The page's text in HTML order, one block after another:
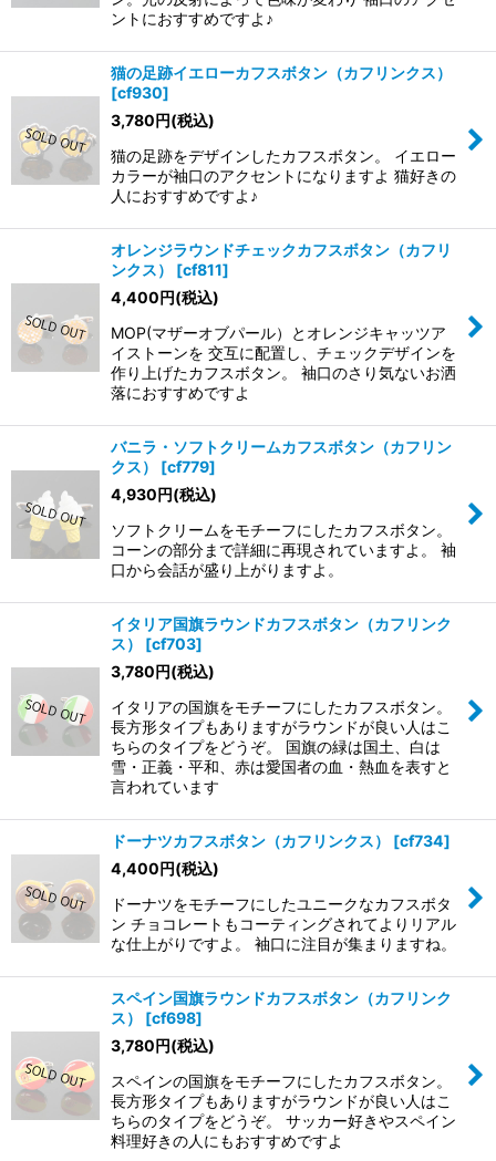
ントにおすすめですよ♪
猫の足跡イエローカフスボタン（カフリンクス）
[cf930]
3,780円(税込)
猫の足跡をデザインしたカフスボタン。 イエロー
カラーが袖口のアクセントになりますよ 猫好きの
人におすすめですよ♪
オレンジラウンドチェックカフスボタン（カフリ
ンクス）
[cf811]
4,400円(税込)
MOP(マザーオブパール）とオレンジキャッツア
イストーンを 交互に配置し、チェックデザインを
作り上げたカフスボタン。 袖口のさり気ないお洒
落におすすめですよ
バニラ・ソフトクリームカフスボタン（カフリン
クス）
[cf779]
4,930円(税込)
ソフトクリームをモチーフにしたカフスボタン。
コーンの部分まで詳細に再現されていますよ。 袖
口から会話が盛り上がりますよ。
イタリア国旗ラウンドカフスボタン（カフリンク
ス）
[cf703]
3,780円(税込)
イタリアの国旗をモチーフにしたカフスボタン。
長方形タイプもありますがラウンドが良い人はこ
ちらのタイプをどうぞ。 国旗の緑は国土、白は
雪・正義・平和、赤は愛国者の血・熱血を表すと
言われています
ドーナツカフスボタン（カフリンクス） [cf734]
4,400円(税込)
ドーナツをモチーフにしたユニークなカフスボタ
ン チョコレートもコーティングされてよりリアル
な仕上がりですよ。 袖口に注目が集まりますね。
スペイン国旗ラウンドカフスボタン（カフリンク
ス）
[cf698]
3,780円(税込)
スペインの国旗をモチーフにしたカフスボタン。
長方形タイプもありますがラウンドが良い人はこ
ちらのタイプをどうぞ。 サッカー好きやスペイン
料理好きの人にもおすすめですよ